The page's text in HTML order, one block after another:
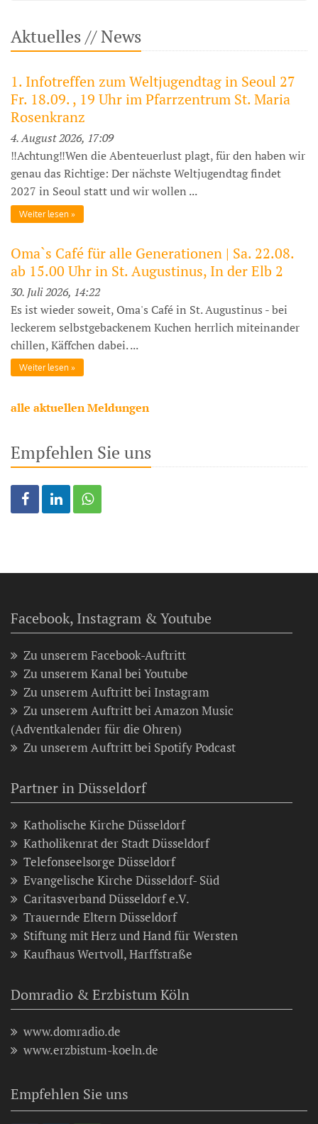
Aktuelles // News
1. Infotreffen zum Weltjugendtag in Seoul 27
Fr. 18.09. , 19 Uhr im Pfarrzentrum St. Maria
Rosenkranz
4. August 2026, 17:09
‼️Achtung‼️Wen die Abenteuerlust plagt, für den haben wir
genau das Richtige: Der nächste Weltjugendtag findet
2027 in Seoul statt und wir wollen ...
Weiter lesen
Oma`s Café für alle Generationen | Sa. 22.08.
ab 15.00 Uhr in St. Augustinus, In der Elb 2
30. Juli 2026, 14:22
Es ist wieder soweit, Oma's Café in St. Augustinus - bei
leckerem selbstgebackenem Kuchen herrlich miteinander
chillen, Käffchen dabei. ...
Weiter lesen
alle aktuellen Meldungen
Empfehlen Sie uns
Facebook, Instagram & Youtube
Zu unserem Facebook-Auftritt
Zu unserem Kanal bei Youtube
Zu unserem Auftritt bei Instagram
Zu unserem Auftritt bei Amazon Music
(Adventkalender für die Ohren)
Zu unserem Auftritt bei Spotify Podcast
Partner in Düsseldorf
Katholische Kirche Düsseldorf
Katholikenrat der Stadt Düsseldorf
Telefonseelsorge Düsseldorf
Evangelische Kirche Düsseldorf- Süd
Caritasverband Düsseldorf e.V.
Trauernde Eltern Düsseldorf
Stiftung mit Herz und Hand für Wersten
Kaufhaus Wertvoll, Harffstraße
Domradio & Erzbistum Köln
www.domradio.de
www.erzbistum-koeln.de
Empfehlen Sie uns